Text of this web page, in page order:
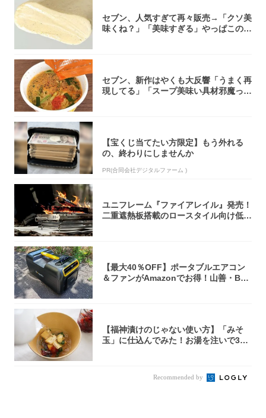
セブン、人気すぎて再々販売→「クソ美
味くね？」「美味すぎる」やっぱこのク
セブン、新作はやくも大反響「うまく再
現してる」「スープ美味い具材邪魔って
【宝くじ当てたい方限定】もう外れる
の、終わりにしませんか
PR(合同会社デジタルファーム )
ユニフレーム『ファイアレイル』発売！
二重遮熱板搭載のロースタイル向け低型
【最大40％OFF】ポータブルエアコン
＆ファンがAmazonでお得！山善・Bo
【福神漬けのじゃない使い方】「みそ
玉」に仕込んでみた！お湯を注いで30
Recommended by